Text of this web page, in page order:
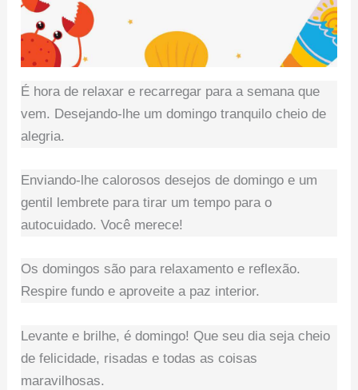
É hora de relaxar e recarregar para a semana que
vem. Desejando-lhe um domingo tranquilo cheio de
alegria.
Enviando-lhe calorosos desejos de domingo e um
gentil lembrete para tirar um tempo para o
autocuidado. Você merece!
Os domingos são para relaxamento e reflexão.
Respire fundo e aproveite a paz interior.
Levante e brilhe, é domingo! Que seu dia seja cheio
de felicidade, risadas e todas as coisas
maravilhosas.